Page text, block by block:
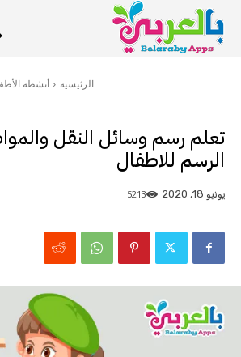
الرئيسية أنشطة
تعلم رسم وسائل النقل
الرسم للاطفال
يونيو 18, 2020 5213